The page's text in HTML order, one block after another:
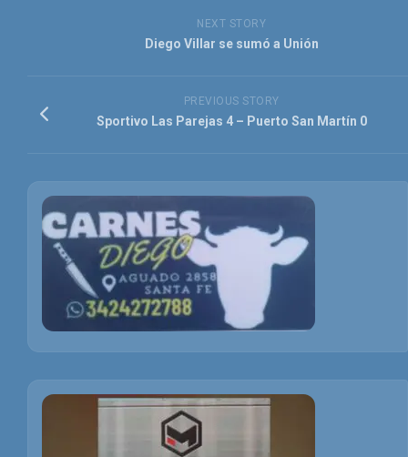
NEXT STORY
Diego Villar se sumó a Unión
PREVIOUS STORY
Sportivo Las Parejas 4 – Puerto San Martín 0